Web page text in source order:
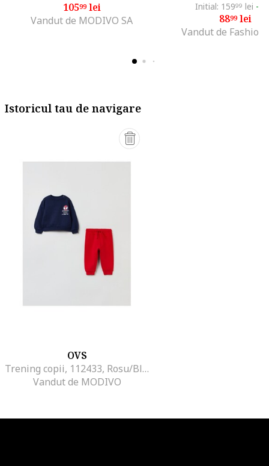
10599lei
Vandut de MODIVO SA
Initial: 15999 lei -
8899lei
Vandut de Fashion
Istoricul tau de navigare
OVS
Trening copii, 112433, Rosu/Bleumarin, Bumbac
Vandut de MODIVO